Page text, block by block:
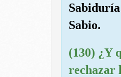
Sabio.
(130) ¿Y
rechazar